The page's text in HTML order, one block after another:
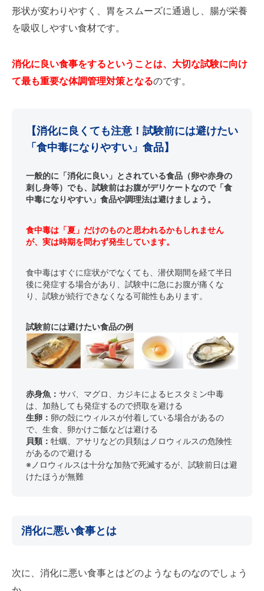
形状が変わりやすく、胃をスムーズに通過し、腸が栄養
を吸収しやすい食材です。
消化に良い食事をするということは、大切な試験に向け
て最も重要な体調管理対策となるのです。
【消化に良くても注意！試験前には避けたい
「食中毒になりやすい」食品】
一般的に「消化に良い」とされている食品（卵や赤身の
刺し身等）でも、試験前はお腹がデリケートなので「食
中毒になりやすい」食品や調理法は避けましょう。
食中毒は「夏」だけのものと思われるかもしれません
が、実は時期を問わず発生しています。
食中毒はすぐに症状がでなくても、潜伏期間を経て半日
後に発症する場合があり、試験中に急にお腹が痛くな
り、試験が続行できなくなる可能性もあります。
試験前には避けたい食品の例
赤身魚： サバ、マグロ、カジキによるヒスタミン中毒
は、加熱しても発症するので摂取を避ける
生卵： 卵の殻にウィルスが付着している場合があるの
で、生食、卵かけご飯などは避ける
貝類： 牡蠣、アサリなどの貝類はノロウィルスの危険性
があるので避ける
※ノロウィルスは十分な加熱で死滅するが、試験前日は避
けたほうが無難
消化に悪い食事とは
次に、消化に悪い食事とはどのようなものなのでしょう